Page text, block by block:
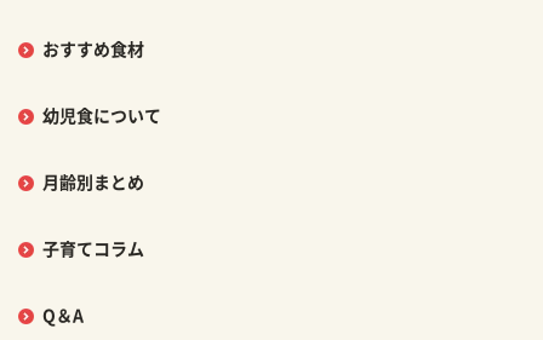
おすすめ食材
幼児食について
月齢別まとめ
子育てコラム
Q＆A